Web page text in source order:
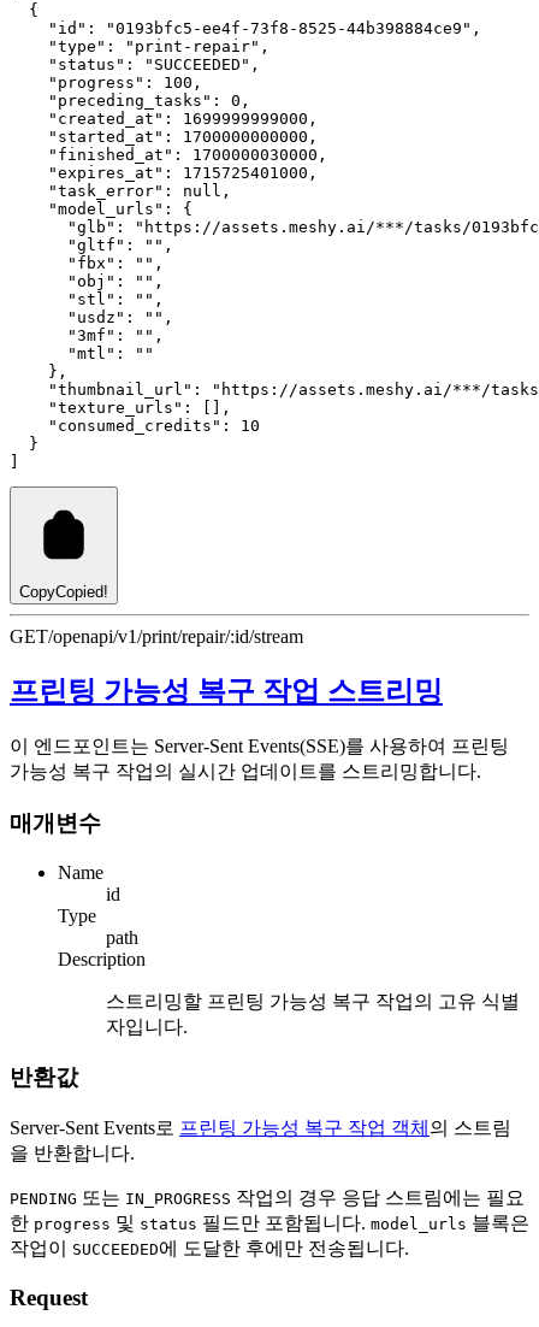
  {
"id" : "0193bfc5-ee4f-73f8-8525-44b398884ce9" ,
"type" : "print-repair" ,
"status" : "SUCCEEDED" ,
"progress" : 100 ,
"preceding_tasks" : 0 ,
"created_at" : 1699999999000 ,
"started_at" : 1700000000000 ,
"finished_at" : 1700000030000 ,
"expires_at" : 1715725401000 ,
"task_error" : null ,
"model_urls" :
{
"glb" :
"https://assets.meshy.ai/***/tasks/
"gltf" : "" ,
"fbx" : "" ,
"obj" : "" ,
"stl" : "" ,
"usdz" : "" ,
"3mf" : "" ,
"mtl" :
""
    }
,
"thumbnail_url" :
"https://assets.meshy.ai/***/tasks/
"texture_urls" :
,
"consumed_credits" :
10
  }
CopyCopied!
GET/openapi/v1/print/repair/:id/stream
프린팅 가능성 복구 작업 스트리밍
이 엔드포인트는 Server-Sent Events(SSE)를 사용하여 프린팅
가능성 복구 작업의 실시간 업데이트를 스트리밍합니다.
매개변수
Name
id
Type
path
Description
스트리밍할 프린팅 가능성 복구 작업의 고유 식별
자입니다.
반환값
Server-Sent Events로 프린팅 가능성 복구 작업 객체 의 스트림
을 반환합니다.
PENDING 또는 IN_PROGRESS 작업의 경우 응답 스트림에는 필요
한 progress 및 status 필드만 포함됩니다. model_urls 블록은
작업이
SUCCEEDED에 도달한 후에만 전송됩니다.
Request